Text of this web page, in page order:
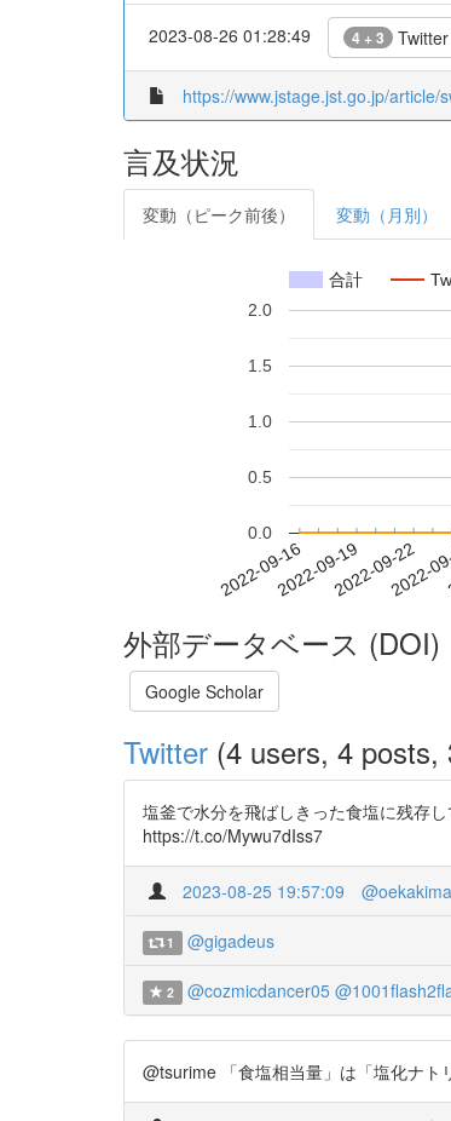
2023-08-26 01:28:49 4 + 3 Twitter
https://www.jstage.jst.go.jp/
言及状況
変動（ピーク前後） 変動（月別）
合計
2022-09-162022-09-192022-09-22
2022-
0.0
0.5
1.0
1.5
2.0
外部データベース (DOI)
Google Scholar
Twitter (4 users, 4 posts,
塩釜で水分を飛ばしきった食塩に残存
https://t.co/Mywu7dIss7
2023-08-25 19:57:09
1 @gigadeus
2 @cozmicdancer05
@tsurime 「食塩相当量」は「塩化ナ